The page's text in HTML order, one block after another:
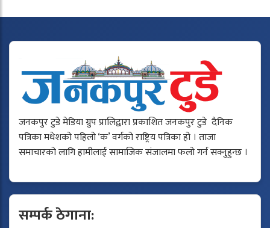
जनकपुर टुडे मेडिया ग्रुप प्रालिद्वारा प्रकाशित जनकपुर टुडे दैनिक
पत्रिका मधेशको पहिलो ‘क’ वर्गको राष्ट्रिय पत्रिका हो । ताजा
समाचारको लागि हामीलाई सामाजिक संजालमा फलो गर्न सक्नुहुन्छ ।
सम्पर्क ठेगाना: